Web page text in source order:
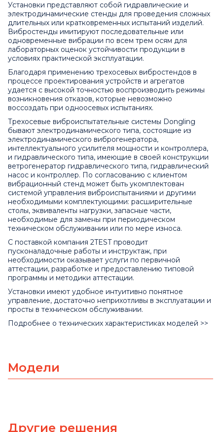
Установки представляют собой гидравлические и
электродинамические стенды для проведения сложных
длительных или кратковременных испытаний изделий.
Вибростенды имитируют последовательные или
одновременные вибрации по всем трем осям для
лабораторных оценок устойчивости продукции в
условиях практической эксплуатации.
Благодаря применению трехосевых вибростендов в
процессе проектирования устройств и агрегатов
удается с высокой точностью воспроизводить режимы
возникновения отказов, которые невозможно
воссоздать при одноосевых испытаниях.
Трехосевые виброиспытательные системы Dongling
бывают электродинамического типа, состоящие из
электродинамического виброгенератора,
интеллектуального усилителя мощности и контроллера,
и гидравлического типа, имеющие в своей конструкции
ветрогенератор гидравлического типа, гидравлический
насос и контроллер. По согласованию с клиентом
вибрационный стенд может быть укомплектован
системой управления виброиспытаниями и другими
необходимыми комплектующими: расширительные
столы, эквиваленты нагрузки, запасные части,
необходимые для замены при периодическом
техническом обслуживании или по мере износа.
С поставкой компания 2TEST проводит
пусконаладочные работы и инструктаж, при
необходимости оказывает услуги по первичной
аттестации, разработке и предоставлению типовой
программы и методики аттестации.
Установки имеют удобное интуитивно понятное
управление, достаточно неприхотливы в эксплуатации и
просты в техническом обслуживании.
Подробнее о технических характеристиках моделей >>
Модели
Другие решения